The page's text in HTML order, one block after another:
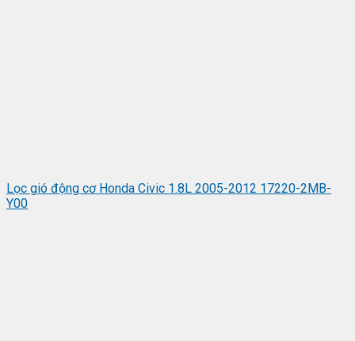
Lọc gió động cơ Honda Civic 1.8L 2005-2012 17220-2MB-
Y00